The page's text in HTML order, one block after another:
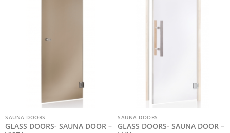
SAUNA DOORS
GLASS DOORS- SAUNA DOOR –
SAUNA DOORS
GLASS DOORS- SAUNA DOOR –